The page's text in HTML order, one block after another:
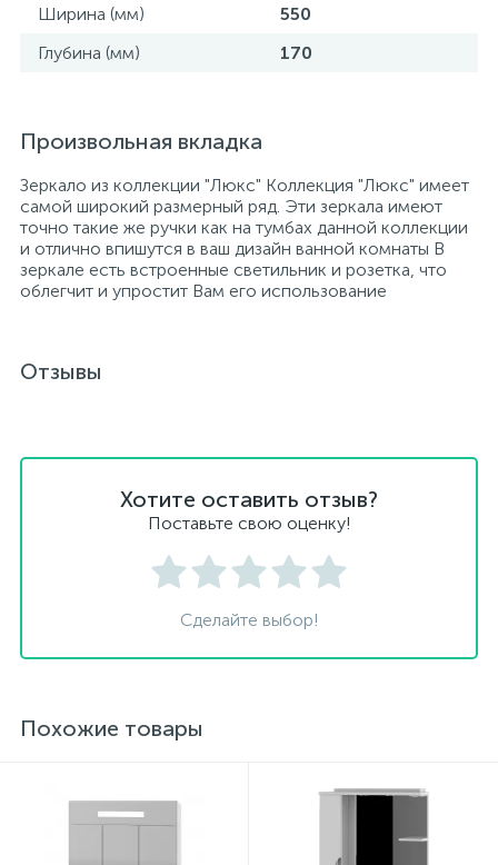
Ширина (мм)
550
Глубина (мм)
170
Произвольная вкладка
Зеркало из коллекции "Люкс" Коллекция "Люкс" имеет
самой широкий размерный ряд. Эти зеркала имеют
точно такие же ручки как на тумбах данной коллекции
и отлично впишутся в ваш дизайн ванной комнаты В
зеркале есть встроенные светильник и розетка, что
облегчит и упростит Вам его использование
Отзывы
Хотите оставить отзыв?
Поставьте свою оценку!
Сделайте выбор!
Похожие товары